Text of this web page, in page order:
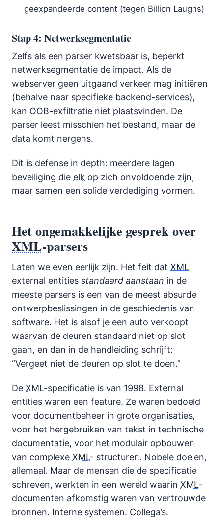
geexpandeerde content (tegen Billion Laughs)
Stap 4: Netwerksegmentatie
Zelfs als een parser kwetsbaar is, beperkt
netwerksegmentatie de impact. Als de
webserver geen uitgaand verkeer mag initiëren
(behalve naar specifieke backend-services),
kan OOB-exfiltratie niet plaatsvinden. De
parser leest misschien het bestand, maar de
data komt nergens.
Dit is defense in depth: meerdere lagen
beveiliging die elk op zich onvoldoende zijn,
maar samen een solide verdediging vormen.
Het ongemakkelijke gesprek over
XML-parsers
Laten we even eerlijk zijn. Het feit dat XML
external entities standaard aanstaan in de
meeste parsers is een van de meest absurde
ontwerpbeslissingen in de geschiedenis van
software. Het is alsof je een auto verkoopt
waarvan de deuren standaard niet op slot
gaan, en dan in de handleiding schrijft:
“Vergeet niet de deuren op slot te doen.”
De XML-specificatie is van 1998. External
entities waren een feature. Ze waren bedoeld
voor documentbeheer in grote organisaties,
voor het hergebruiken van tekst in technische
documentatie, voor het modulair opbouwen
van complexe XML- structuren. Nobele doelen,
allemaal. Maar de mensen die de specificatie
schreven, werkten in een wereld waarin XML-
documenten afkomstig waren van vertrouwde
bronnen. Interne systemen. Collega’s.